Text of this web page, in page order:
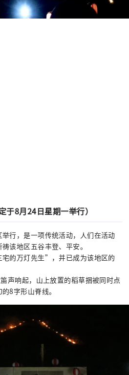
8月24日星期一举行）
行，是一项传统活动，人们在活动
该地区五谷丰登、平安。
的万灯先生”，并已成为该地区的
声响起，山上放置的稻草捆被同时点
8字形山脊线。